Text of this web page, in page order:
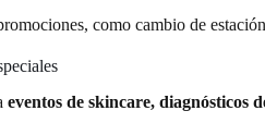
como cambio de
eventos de skincare, diagnósticos